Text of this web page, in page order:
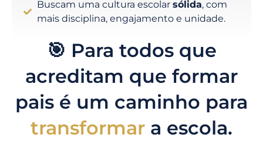
Buscam uma cultura escolar sólida, com
mais disciplina, engajamento e unidade.
🎯 Para todos que
acreditam que formar
pais é um caminho para
transformar a escola.